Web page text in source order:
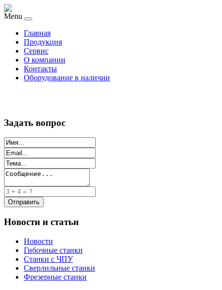
Menu
Главная
Продукция
Сервис
О компании
Контакты
Оборудование в наличии
Задать вопрос
Новости и статьи
Новости
Гибочные станки
Станки с ЧПУ
Сверлильные станки
Фрезерные станки